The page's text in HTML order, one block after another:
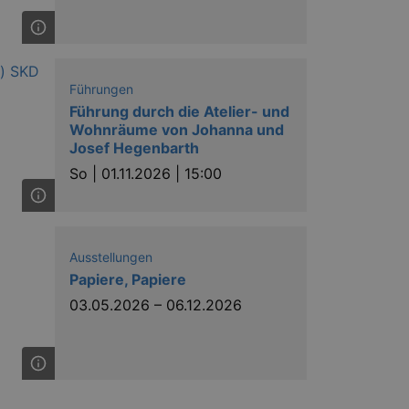
Führungen
Führung durch die Atelier- und
Wohnräume von Johanna und
Josef Hegenbarth
So | 01.11.2026 | 15:00
Ausstellungen
Papiere, Papiere
03.05.2026 – 06.12.2026
visitor cookie consent
to work properly.
Cross-Site Request Forgery
Cross-Site Request Forgery
Analytics - which is a
in each page request
and campaign data for the